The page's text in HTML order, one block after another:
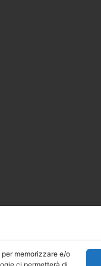
memorizzare e/o